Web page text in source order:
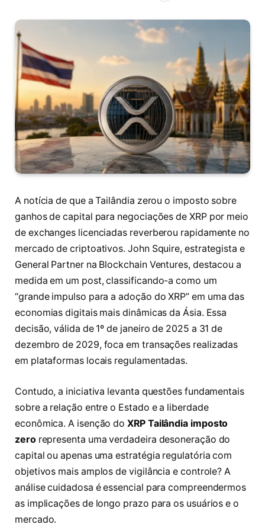
A notícia de que a Tailândia zerou o imposto sobre
ganhos de capital para negociações de XRP por meio
de exchanges licenciadas reverberou rapidamente no
mercado de criptoativos. John Squire, estrategista e
General Partner na Blockchain Ventures, destacou a
medida em um post, classificando-a como um
“grande impulso para a adoção do XRP” em uma das
economias digitais mais dinâmicas da Ásia. Essa
decisão, válida de 1º de janeiro de 2025 a 31 de
dezembro de 2029, foca em transações realizadas
em plataformas locais regulamentadas.
Contudo, a iniciativa levanta questões fundamentais
sobre a relação entre o Estado e a liberdade
econômica. A isenção doXRP Tailândia imposto
zerorepresenta uma verdadeira desoneração do
capital ou apenas uma estratégia regulatória com
objetivos mais amplos de vigilância e controle? A
análise cuidadosa é essencial para compreendermos
as implicações de longo prazo para os usuários e o
mercado.